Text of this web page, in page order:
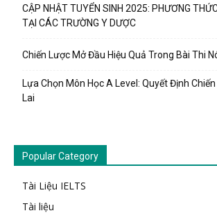
CẬP NHẬT TUYỂN SINH 2025: PHƯƠNG
TẠI CÁC TRƯỜNG Y DƯỢC
Chiến Lược Mở Đầu Hiệu Quả Trong Bài Thi
Lựa Chọn Môn Học A Level: Quyết Định
Lai
Popular Category
Tài Liệu IELTS
Tài liệu